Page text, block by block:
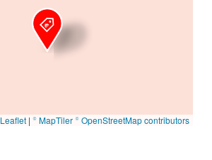
Leaflet | © MapTiler© OpenStreetMap contributors